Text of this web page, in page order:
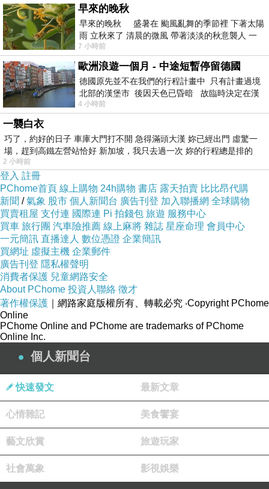
早來的晚秋
早來的晚秋 盛暑在 颱風亂舞的季節裡 下著太陽
雨 立秋來了 清晨的微風 帶著淡淡的秋意襲人 一
下子 又被赤
7 小時前
歐洲浪遊一個月 - 中途短暫停留德國
德國原先並不在我們的行程計畫中 只有計畫過境
北部的漢堡市 後因天色已昏暗 故臨時決定在漢
堡市吃晚餐和過夜
4 小時前
一襲白衣
巧了，約好的日子 車庫大門打不開 急得滿頭大漢 妳已經出門 虛驚一
場，趕到高鐵左營站恰好 新加坡，我只去過一次 妳的行程總是排的
2 小時前
登入 註冊
PChome首頁 線上購物 24h購物 書店 露天拍賣 比比昂代購
新聞 /氣象 股市 個人新聞台 廣告刊登 加入聯播網 全球購物
買賣租屋 支付連 國際連 Pi 拍錢包 旅遊 服務中心
買車 旅行團 汽車險推薦 線上麻將 雜誌 星座命理 會員中心
一元簡訊 直播達人 數位憑證 企業簡訊
買網址 虛擬主機 企業郵件
廣告刊登 隱私權聲明
消費者保護 兒童網路安全
About PChome 投資人聯絡 徵才
著作權保護 ｜網路家庭版權所有、轉載必究 ‧Copyright PChome
Online
PChome Online and PChome are trademarks of PChome
Online Inc.
個人新聞台
快速發文 最新文章
心情雜記 美食饗宴
藝文欣賞 旅遊玩家
社會萬象 影視娛樂